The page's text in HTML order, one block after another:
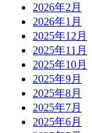
2026年2月
2026年1月
2025年12月
2025年11月
2025年10月
2025年9月
2025年8月
2025年7月
2025年6月